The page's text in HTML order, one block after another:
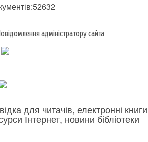
адміністратору сайта
для читачів, електронні
Інтернет, новини бібліотеки